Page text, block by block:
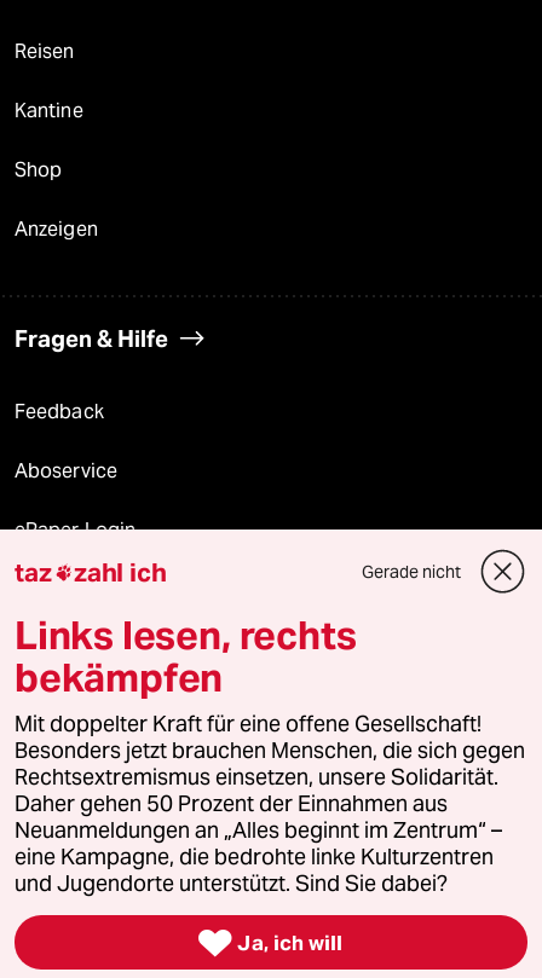
Reisen
Kantine
Shop
Anzeigen
Fragen & Hilfe
Feedback
Aboservice
ePaper Login
Downloads für Abonnierende
© 2026 taz Verlags und Vertriebs GmbH
Alle Rechte vorbehalten. Bei rechtlichen Fragen oder für Genehmigungen
wenden Sie sich bitte an
lizenzen@taz.de
Feedback Redaktionsstatut Kommune-Richtlinien
Leitlinie Informant Datenschutz Impressum AGB
Seitenwende Einwilligungen widerrufen (Ads)
taz zahl ich Gerade nicht
Links lesen, rechts
bekämpfen
Mit doppelter Kraft für eine offene Gesellschaft!
Besonders jetzt brauchen Menschen, die sich gegen
Rechtsextremismus einsetzen, unsere Solidarität.
Daher gehen 50 Prozent der Einnahmen aus
Neuanmeldungen an „Alles beginnt im Zentrum“ –
eine Kampagne, die bedrohte linke Kulturzentren
und Jugendorte unterstützt. Sind Sie dabei?
 Ja, ich will